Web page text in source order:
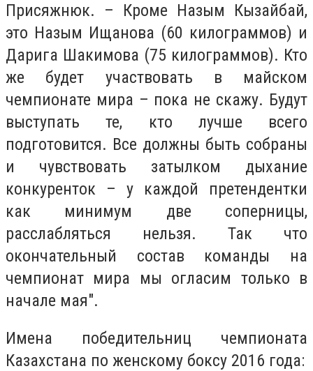
Присяжнюк. – Кроме Назым Кызайбай,
это Назым Ищанова (60 килограммов) и
Дарига Шакимова (75 килограммов). Кто
же будет участвовать в майском
чемпионате мира – пока не скажу. Будут
выступать те, кто лучше всего
подготовится. Все должны быть собраны
и чувствовать затылком дыхание
конкуренток – у каждой претендентки
как минимум две соперницы,
расслабляться нельзя. Так что
окончательный состав команды на
чемпионат мира мы огласим только в
начале мая".
Имена победительниц чемпионата
Казахстана по женскому боксу 2016 года: